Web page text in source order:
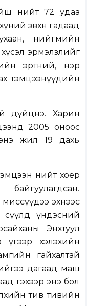
нийт 72 удаа
зөвхөн гадаад
нийгмийн
эрмэлзлийг
эртний, нэр
тэмцээнүүдийн
дүйцнэ. Харин
2005 оноос
энэ жил 19 дахь
нийт хоёр
эхнээс
үндэсний
Энхтуул
үгээр хэлэхийн
гайхалтай
дагаад маш
гэхээр энэ бол
тив тивийн